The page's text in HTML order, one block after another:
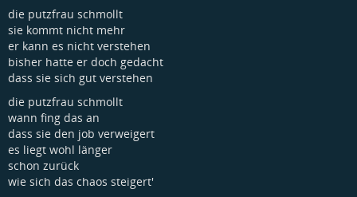
die putzfrau schmollt
sie kommt nicht mehr
er kann es nicht verstehen
bisher hatte er doch gedacht
dass sie sich gut verstehen
die putzfrau schmollt
wann fing das an
dass sie den job verweigert
es liegt wohl länger
schon zurück
wie sich das chaos steigert'